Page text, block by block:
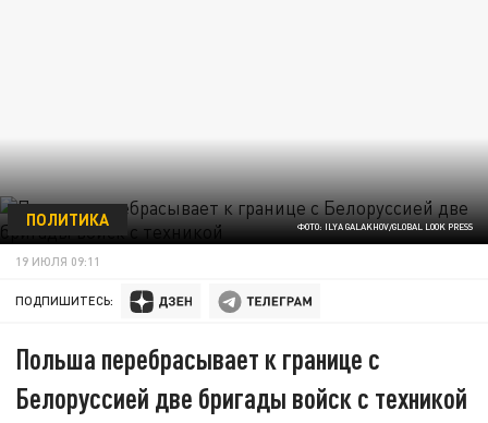
ФОТО: ILYA GALAKHOV/GLOBAL LOOK PRESS
ПОЛИТИКА
19 ИЮЛЯ 09:11
ПОДПИШИТЕСЬ:
Польша перебрасывает к границе с
Белоруссией две бригады войск с техникой